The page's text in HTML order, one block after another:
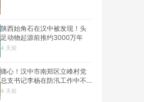
陕西始角石在汉中被发现！头
足动物起源前推约3000万年
4 天前
痛心！汉中市南郑区立峰村党
总支书记李杨在防汛工作中不
幸遇难
4 天前